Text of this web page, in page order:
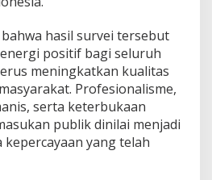
hasil survei tersebut
positif bagi seluruh
meningkatkan kualitas
Profesionalisme,
serta keterbukaan
publik dinilai menjadi
kepercayaan yang telah